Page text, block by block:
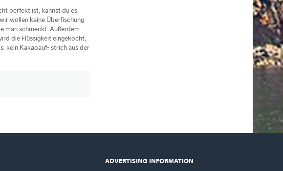
perfekt ist, kannst du es
wollen keine Überfischung
man schmeckt. Außerdem
die Flüssigkeit eingekocht,
kein Kakaoauf- strich aus der
ADVERTISING INFORMATION